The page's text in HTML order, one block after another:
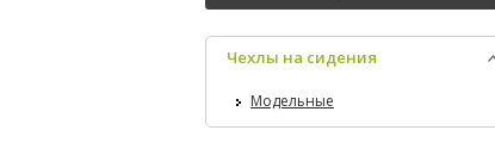
Чехлы на сидения
Модельные